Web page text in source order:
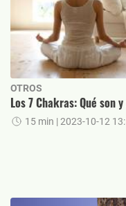
OTROS
Los 7 Chakras: Qué son
15 min | 2023-10-12